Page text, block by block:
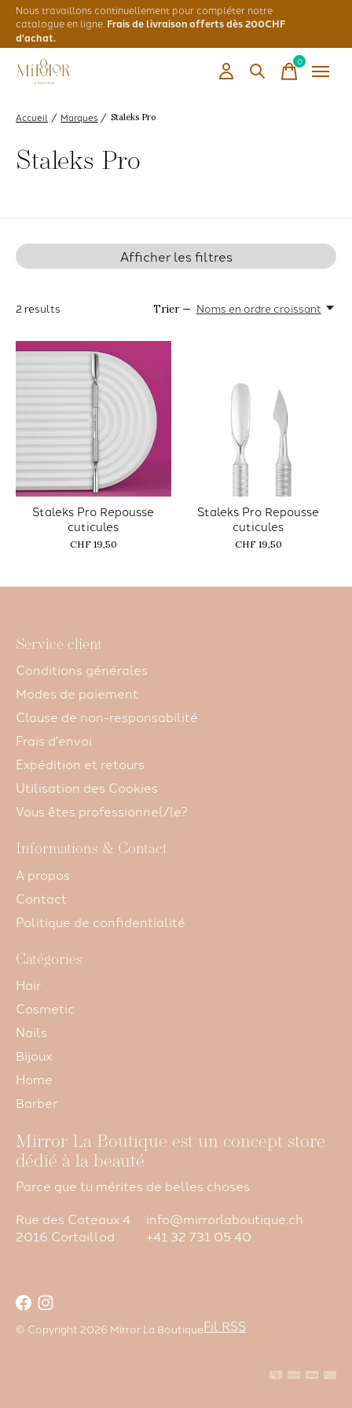
Nous travaillons continuellement pour compléter notre
catalogue en ligne. Frais de livraison offerts dès 200CHF
d'achat.
0items
Accueil / Marques / Staleks Pro
Staleks Pro
Afficher les filtres
2 results Trier — Noms en ordre croissant
Staleks Pro Repousse
cuticules
CHF 19,50
Staleks Pro Repousse
cuticules
CHF 19,50
Service client
Conditions générales
Modes de paiement
Clause de non-responsabilité
Frais d'envoi
Expédition et retours
Utilisation des Cookies
Vous êtes professionnel/le?
Informations & Contact
A propos
Contact
Politique de confidentialité
Catégories
Hair
Cosmetic
Nails
Bijoux
Home
Barber
Mirror La Boutique est un concept store
dédié à la beauté
Parce que tu mérites de belles choses
Rue des Coteaux 4
2016 Cortaillod
info@mirrorlaboutique.ch
+41 32 731 05 40
© Copyright 2026 Mirror La BoutiqueFil RSS